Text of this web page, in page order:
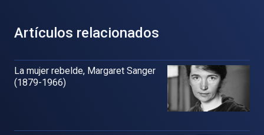
Artículos relacionados
La mujer rebelde, Margaret Sanger
(1879-1966)